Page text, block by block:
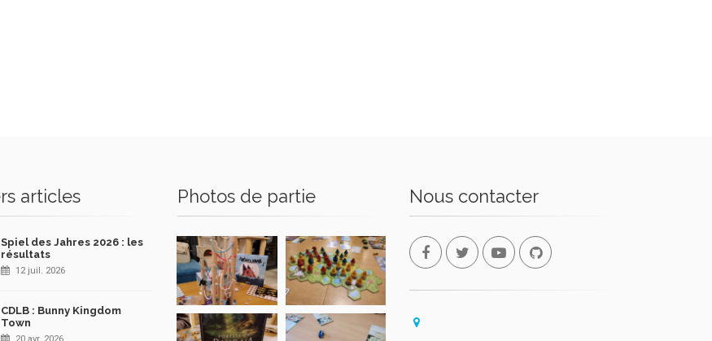
articles
Spiel des Jahres 2026 : les
résultats
12 juil. 2026
CDLB : Bunny Kingdom
Town
20 avr. 2026
Photos de partie Nous contacter